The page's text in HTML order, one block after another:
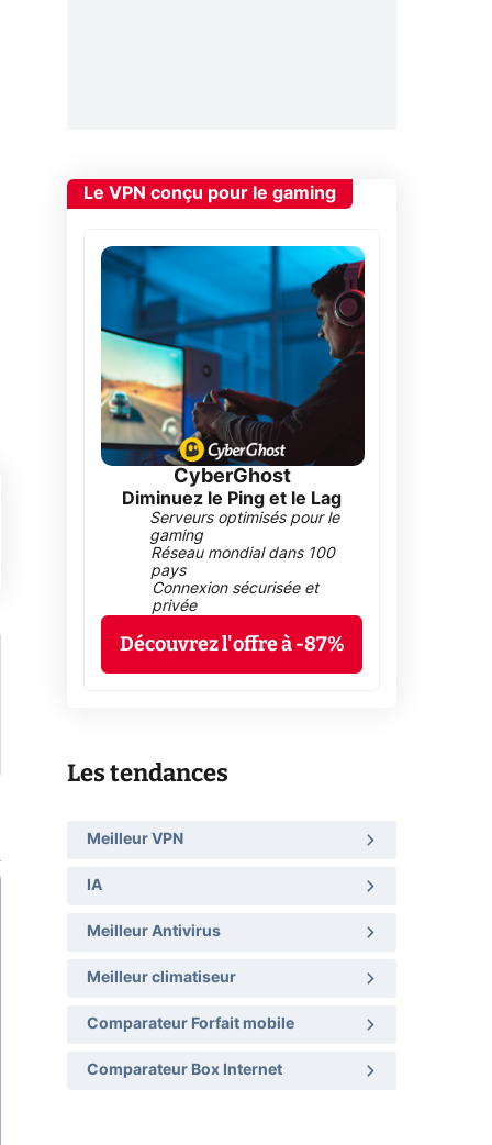
Le VPN conçu pour le gaming
CyberGhost
Diminuez le Ping et le Lag
Serveurs optimisés pour le
gaming
Réseau mondial dans 100
pays
Connexion sécurisée et
privée
Découvrez l'offre à -87%
Les tendances
Meilleur VPN
IA
Meilleur Antivirus
Meilleur climatiseur
Comparateur Forfait mobile
Comparateur Box Internet